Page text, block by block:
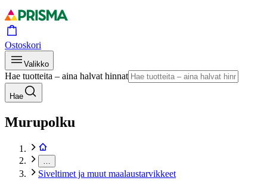
Ostoskori
Valikko
Hae tuotteita – aina halvat hinnat
Hae
Murupolku
Siveltimet ja muut maalaustarvikkeet